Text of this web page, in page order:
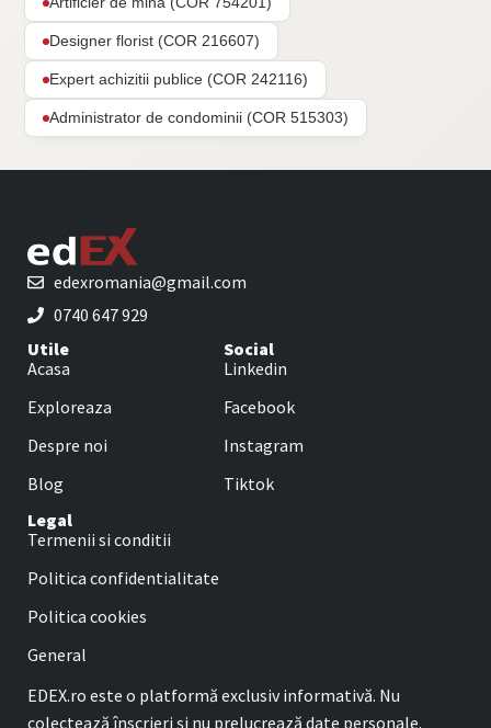
Designer florist (COR 216607)
Expert achizitii publice (COR 242116)
Administrator de condominii (COR 515303)
edexromania@gmail.com
0740 647 929
Utile
Acasa
Exploreaza
Despre noi
Blog
Social
Linkedin
Facebook
Instagram
Tiktok
Legal
Termenii si conditii
Politica confidentialitate
Politica cookies
General
EDEX.ro este o platformă exclusiv informativă. Nu
colectează înscrieri și nu prelucrează date personale.